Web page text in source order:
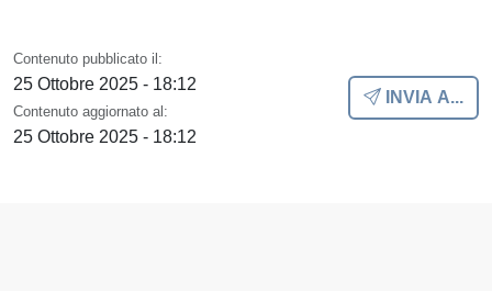
Contenuto pubblicato il:
25 Ottobre 2025 - 18:12
Contenuto aggiornato al:
25 Ottobre 2025 - 18:12
INVIA A...